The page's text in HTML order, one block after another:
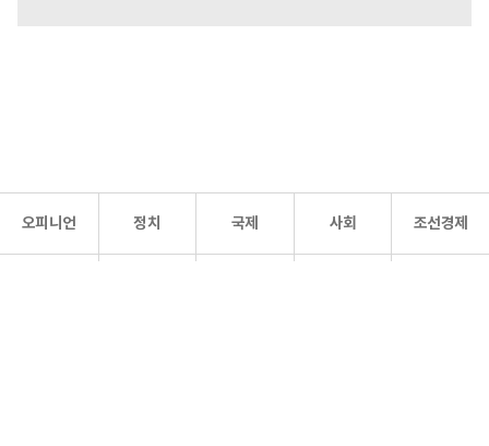
오피니언 정치 국제 사회 조선경제